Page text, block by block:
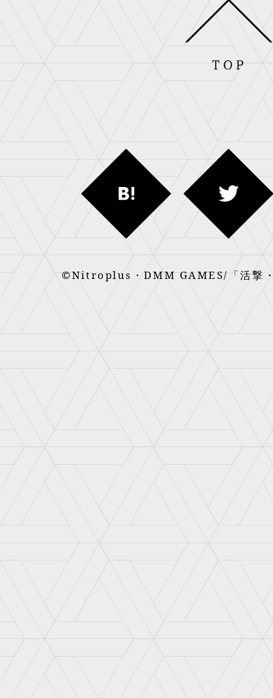
堀川国広
薬研藤四郎
蜻蛉切
鶴丸国永
審神者
こんのすけ
三日月宗近
山姥切国広
骨喰藤四郎
大典太光世
髭切
©Nitroplus・DMM GAMES/「活撃・